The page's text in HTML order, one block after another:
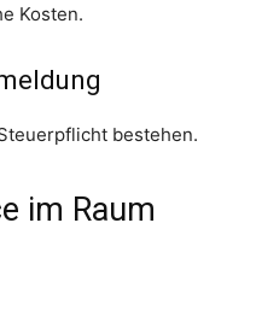
Kosten.
bestehen.
im Raum